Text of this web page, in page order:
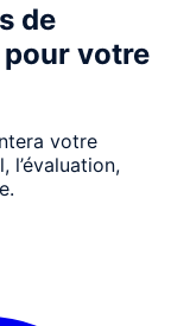
de
votre
votre
l’évaluation,